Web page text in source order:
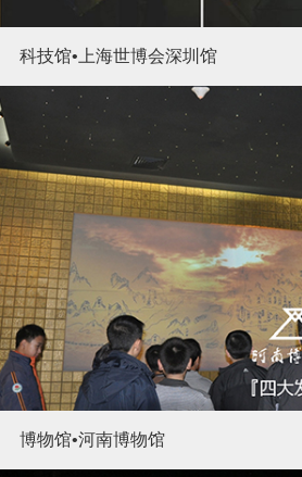
科技馆•上海世博会深圳馆
博物馆•河南博物馆